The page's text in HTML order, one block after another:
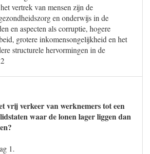
vertrek van mensen zijn de
en onderwijs in de
en aspecten als corruptie, hogere
grotere inkomensongelijkheid en het
structurele hervormingen in de
vrij verkeer van werknemers tot een
waar de lonen lager liggen dan
1.